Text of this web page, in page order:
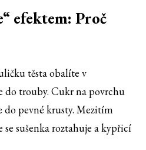
efektem: Proč
těsta obalíte v
do trouby. Cukr na povrchu
do pevné krusty. Mezitím
se sušenka roztahuje a kypřicí